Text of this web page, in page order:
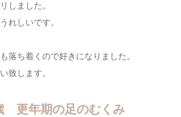
しました。
れしいです。
落ち着くので好きになりました。
致します。
更年期の足のむくみ